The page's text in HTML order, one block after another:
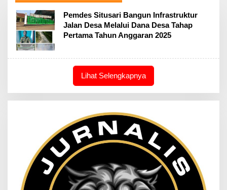
Pemdes Situsari Bangun Infrastruktur
Jalan Desa Melalui Dana Desa Tahap
Pertama Tahun Anggaran 2025
Lihat Selengkapnya